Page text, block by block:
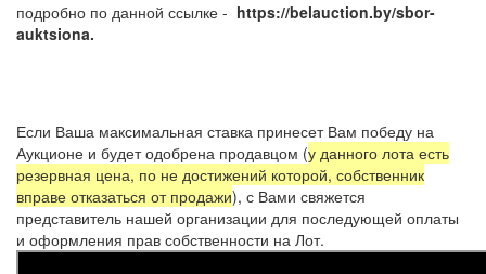
подробно по данной ссылке - https://belauction.by/sbor-
auktsiona.
Если Ваша максимальная ставка принесет Вам победу на
Аукционе и будет одобрена продавцом (у данного лота есть
резервная цена, по не достижений которой, собственник
вправе отказаться от продажи), с Вами свяжется
представитель нашей организации для последующей оплаты
и оформления прав собственности на Лот.